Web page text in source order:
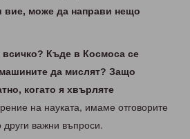
вие, може да направи нещо
всичко? Къде в Космоса се
да мислят? Защо
когато я хвърляте
на науката, имаме отговорите
важни въпроси.